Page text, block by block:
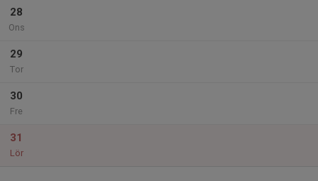
28
Ons
29
Tor
30
Fre
31
Lör